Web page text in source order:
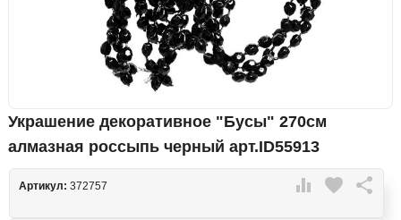
Украшение декоративное "Бусы" 270см
алмазная россыпь черный арт.ID55913
 favorite 
Артикул: 372757